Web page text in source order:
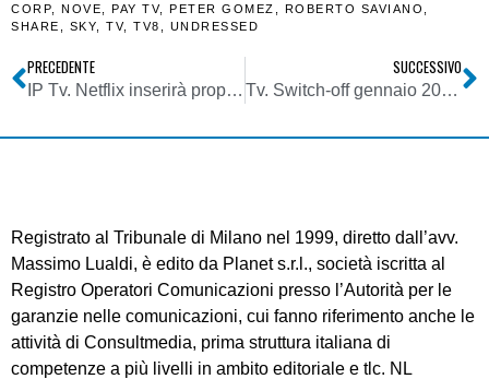
CORP
NOVE PAY TV, PETER GOMEZ ROBERTO SAVIANO
SHARE
SKY TV, TV8 UNDRESSED
PRECEDENTE
IP Tv. Netflix inserirà propria pubblicità tra un episodio e l’altro. Il SOD torna al modello tv tradizionale?
SUCCESSIVO
Tv. Switch-off gennaio 2020. Conviene passare subito in MPEG4? Quanti sono i tv in grado di ricevere in HD? Ecco i numeri
Registrato al Tribunale di Milano nel 1999, diretto dall’avv.
Massimo Lualdi, è edito da Planet s.r.l., società iscritta al
Registro Operatori Comunicazioni presso l’Autorità per le
garanzie nelle comunicazioni, cui fanno riferimento anche le
attività di Consultmedia, prima struttura italiana di
competenze a più livelli in ambito editoriale e tlc. NL